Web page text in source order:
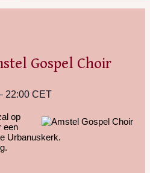
Gospel Choir
22:00 CET
op
een
Urbanuskerk.